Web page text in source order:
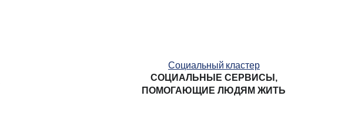
Социальный кластер
СОЦИАЛЬНЫЕ СЕРВИСЫ,
ПОМОГАЮЩИЕ ЛЮДЯМ ЖИТЬ